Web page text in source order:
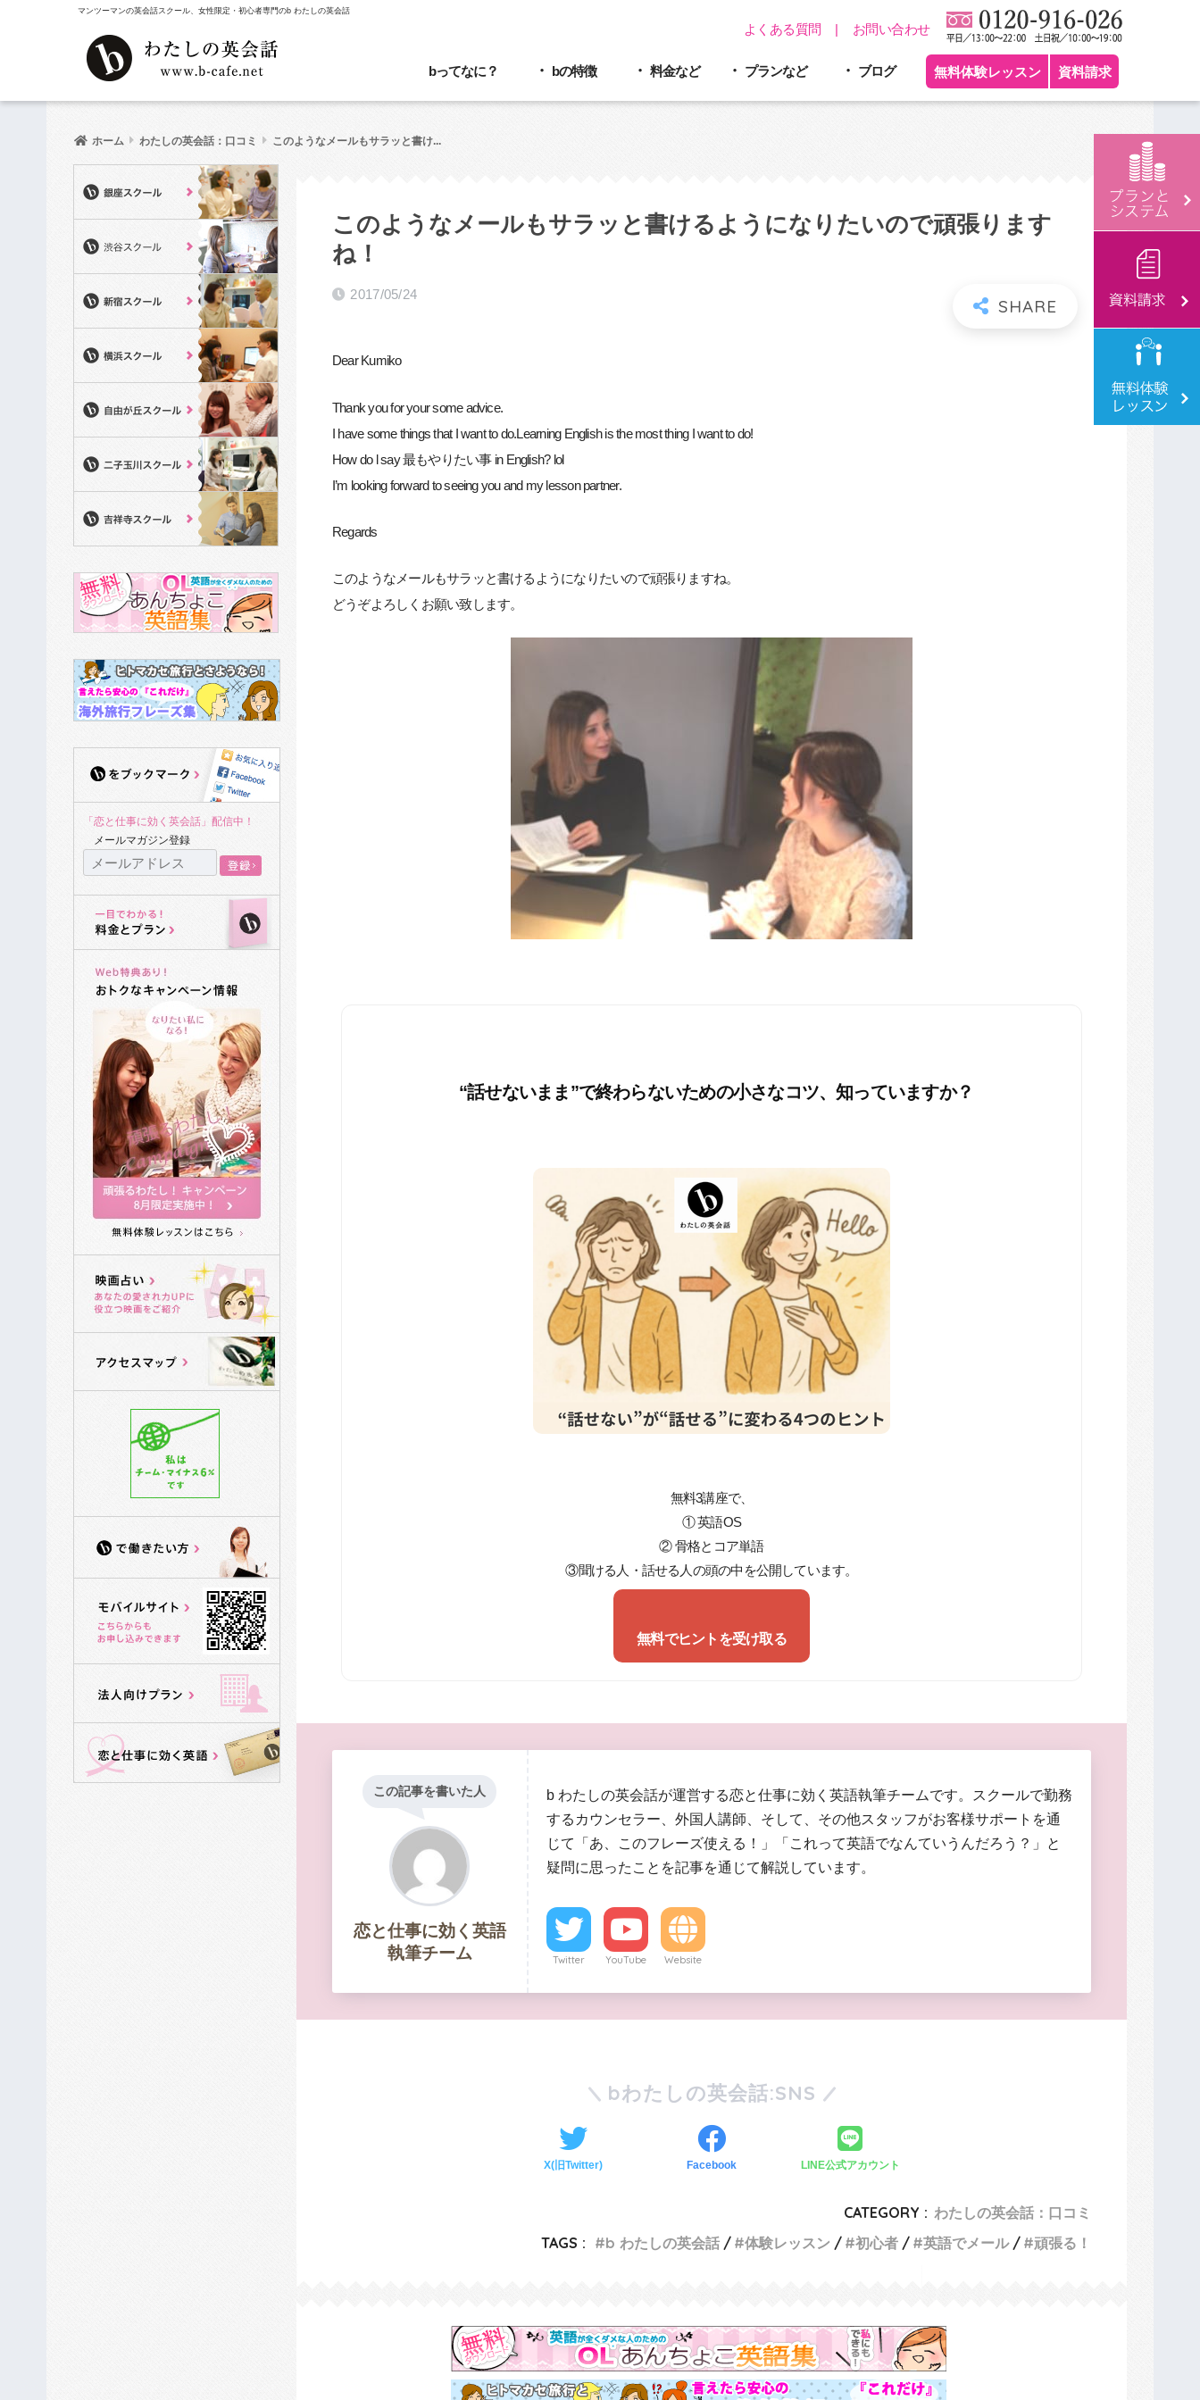
マンツーマンの英会話スクール、女性限定・初心者専門のb わたしの英会話
お問い合わせ
よくある質問
bってなに？ bの特徴 料金など プランなど ブログ 無料体験レッスン 資料請求
ホーム わたしの英会話：口コミ このようなメールもサラッと書け...
このようなメールもサラッと書けるようになりたいので頑張ります
ね！
2017/05/24
Dear Kumiko
Thank you for your some advice.
I have some things that I want to do.Learning English is the most thing I want to do!
How do l say 最もやりたい事 in English? lol
I’m looking forward to seeing you and my lesson partner.
Regards
このようなメールもサラッと書けるようになりたいので頑張りますね。
どうぞよろしくお願い致します。
“話せないまま”で終わらないための小さなコツ、知っていますか？
無料3講座で、
① 英語OS
② 骨格とコア単語
③聞ける人・話せる人の頭の中を公開しています。
無料でヒントを受け取る
この記事を書いた人
恋と仕事に効く英語
執筆チーム
b わたしの英会話が運営する恋と仕事に効く英語執筆チームです。スクールで勤務
するカウンセラー、外国人講師、そして、その他スタッフがお客様サポートを通
じて「あ、このフレーズ使える！」「これって英語でなんていうんだろう？」と
疑問に思ったことを記事を通じて解説しています。
Twitter YouTube Website
bわたしの英会話:SNS
X(旧Twitter) Facebook LINE公式アカウント
CATEGORY : わたしの英会話：口コミ
TAGS :
b わたしの英会話 体験レッスン 初心者 英語でメール 頑張る！
「恋と仕事に効く英会話」配信中！
メールマガジン登録